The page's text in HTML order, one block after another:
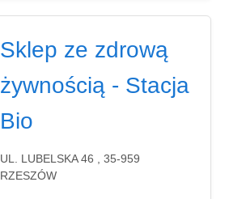
Sklep ze zdrową
żywnością - Stacja
Bio
UL. LUBELSKA 46 , 35-959
RZESZÓW